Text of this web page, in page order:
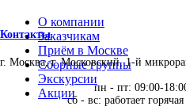
Контакты
г. Москва, г. Московский, 1-й
пн - пт: 09:00-
сб - вс: работает
О компании
Заказчикам
Приём в Москве
Сборные группы
Экскурсии
Акции